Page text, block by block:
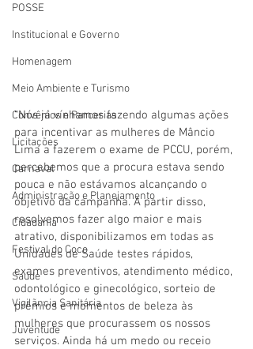
POSSE
Institucional e Governo
Homenagem
Meio Ambiente e Turismo
Convênios e Parcerias
Licitações
Carnaval
Administração e Planejamento
Cidadania
Festival do Coco
Saúde
Vigilãncia Sanitária
Juventude
“Nós já vínhamos fazendo algumas ações
para incentivar as mulheres de Mâncio
Lima a fazerem o exame de PCCU, porém,
percebemos que a procura estava sendo
pouca e não estávamos alcançando o
objetivo da campanha. A partir disso,
resolvemos fazer algo maior e mais
atrativo, disponibilizamos em todas as
Unidades de Saúde testes rápidos,
exames preventivos, atendimento médico,
odontológico e ginecológico, sorteio de
prêmios e momentos de beleza às
mulheres que procurassem os nossos
serviços. Ainda há um medo ou receio